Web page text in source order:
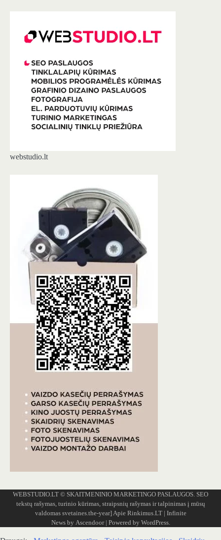
webstudio.lt
WEBSTUDIO.LT © SKAITMENINIO MARKETINGO PASLAUGOS. SEO
tekstų rašymas, turinio kūrimas, straipsnių rašymas ir talpinimas į mūsų
valdomas svetaines.the-year]Apie Rinkimus.LT| Infinite
News by Ascendoor| Powered by WordPress.